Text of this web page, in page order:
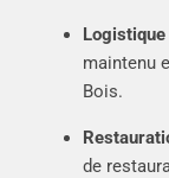
Logistique
maintenu
Bois.
de